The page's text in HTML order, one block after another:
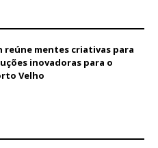
reúne mentes criativas para
inovadoras para o
Velho